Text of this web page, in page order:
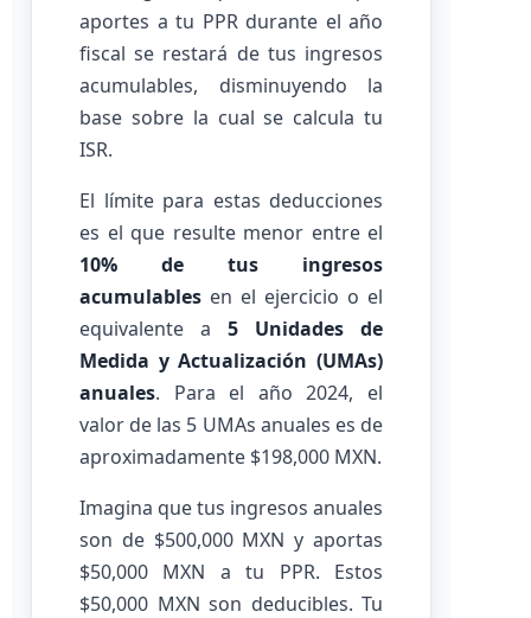
aportes a tu PPR durante el año
fiscal se restará de tus ingresos
acumulables, disminuyendo la
base sobre la cual se calcula tu
ISR.
El límite para estas deducciones
es el que resulte menor entre el
10% de tus ingresos
acumulables en el ejercicio o el
equivalente a 5 Unidades de
Medida y Actualización (UMAs)
anuales. Para el año 2024, el
valor de las 5 UMAs anuales es de
aproximadamente $198,000 MXN.
Imagina que tus ingresos anuales
son de $500,000 MXN y aportas
$50,000 MXN a tu PPR. Estos
$50,000 MXN son deducibles. Tu